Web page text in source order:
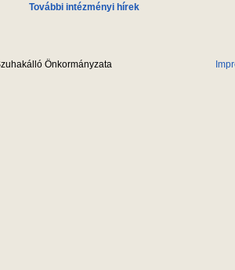
További intézményi hírek
Önkormányzata